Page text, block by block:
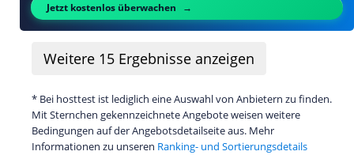
Jetzt kostenlos überwachen
Weitere 15 Ergebnisse anzeigen
* Bei hosttest ist lediglich eine Auswahl von Anbietern zu finden.
Mit Sternchen gekennzeichnete Angebote weisen weitere
Bedingungen auf der Angebotsdetailseite aus. Mehr
Informationen zu unseren Ranking- und Sortierungsdetails